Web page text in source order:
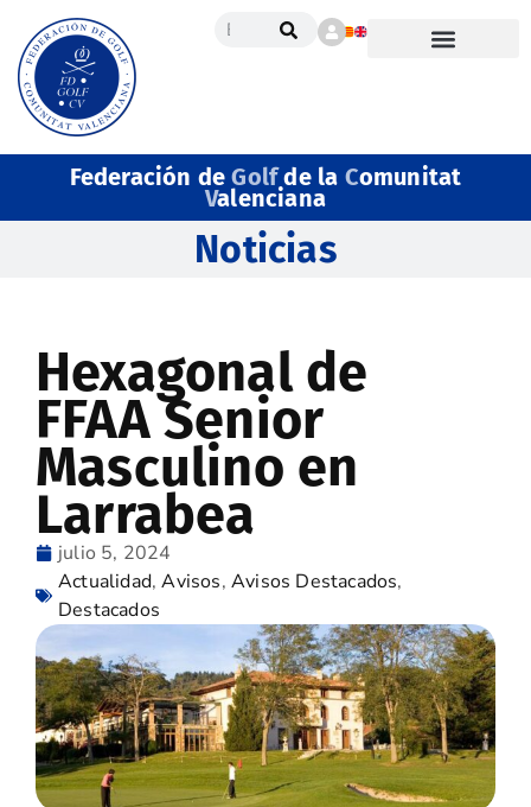
Federación deGolfde la Comunitat
Valenciana
Noticias
Hexagonal de
FFAA Senior
Masculino en
Larrabea
julio 5, 2024
Actualidad,Avisos,Avisos Destacados,
Destacados